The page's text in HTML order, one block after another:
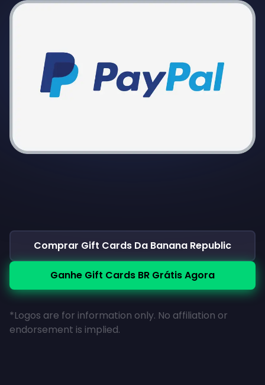
Comprar Gift Cards Da Banana Republic
Ganhe Gift Cards BR Grátis Agora
*Logos are for information only. No affiliation or
endorsement is implied.